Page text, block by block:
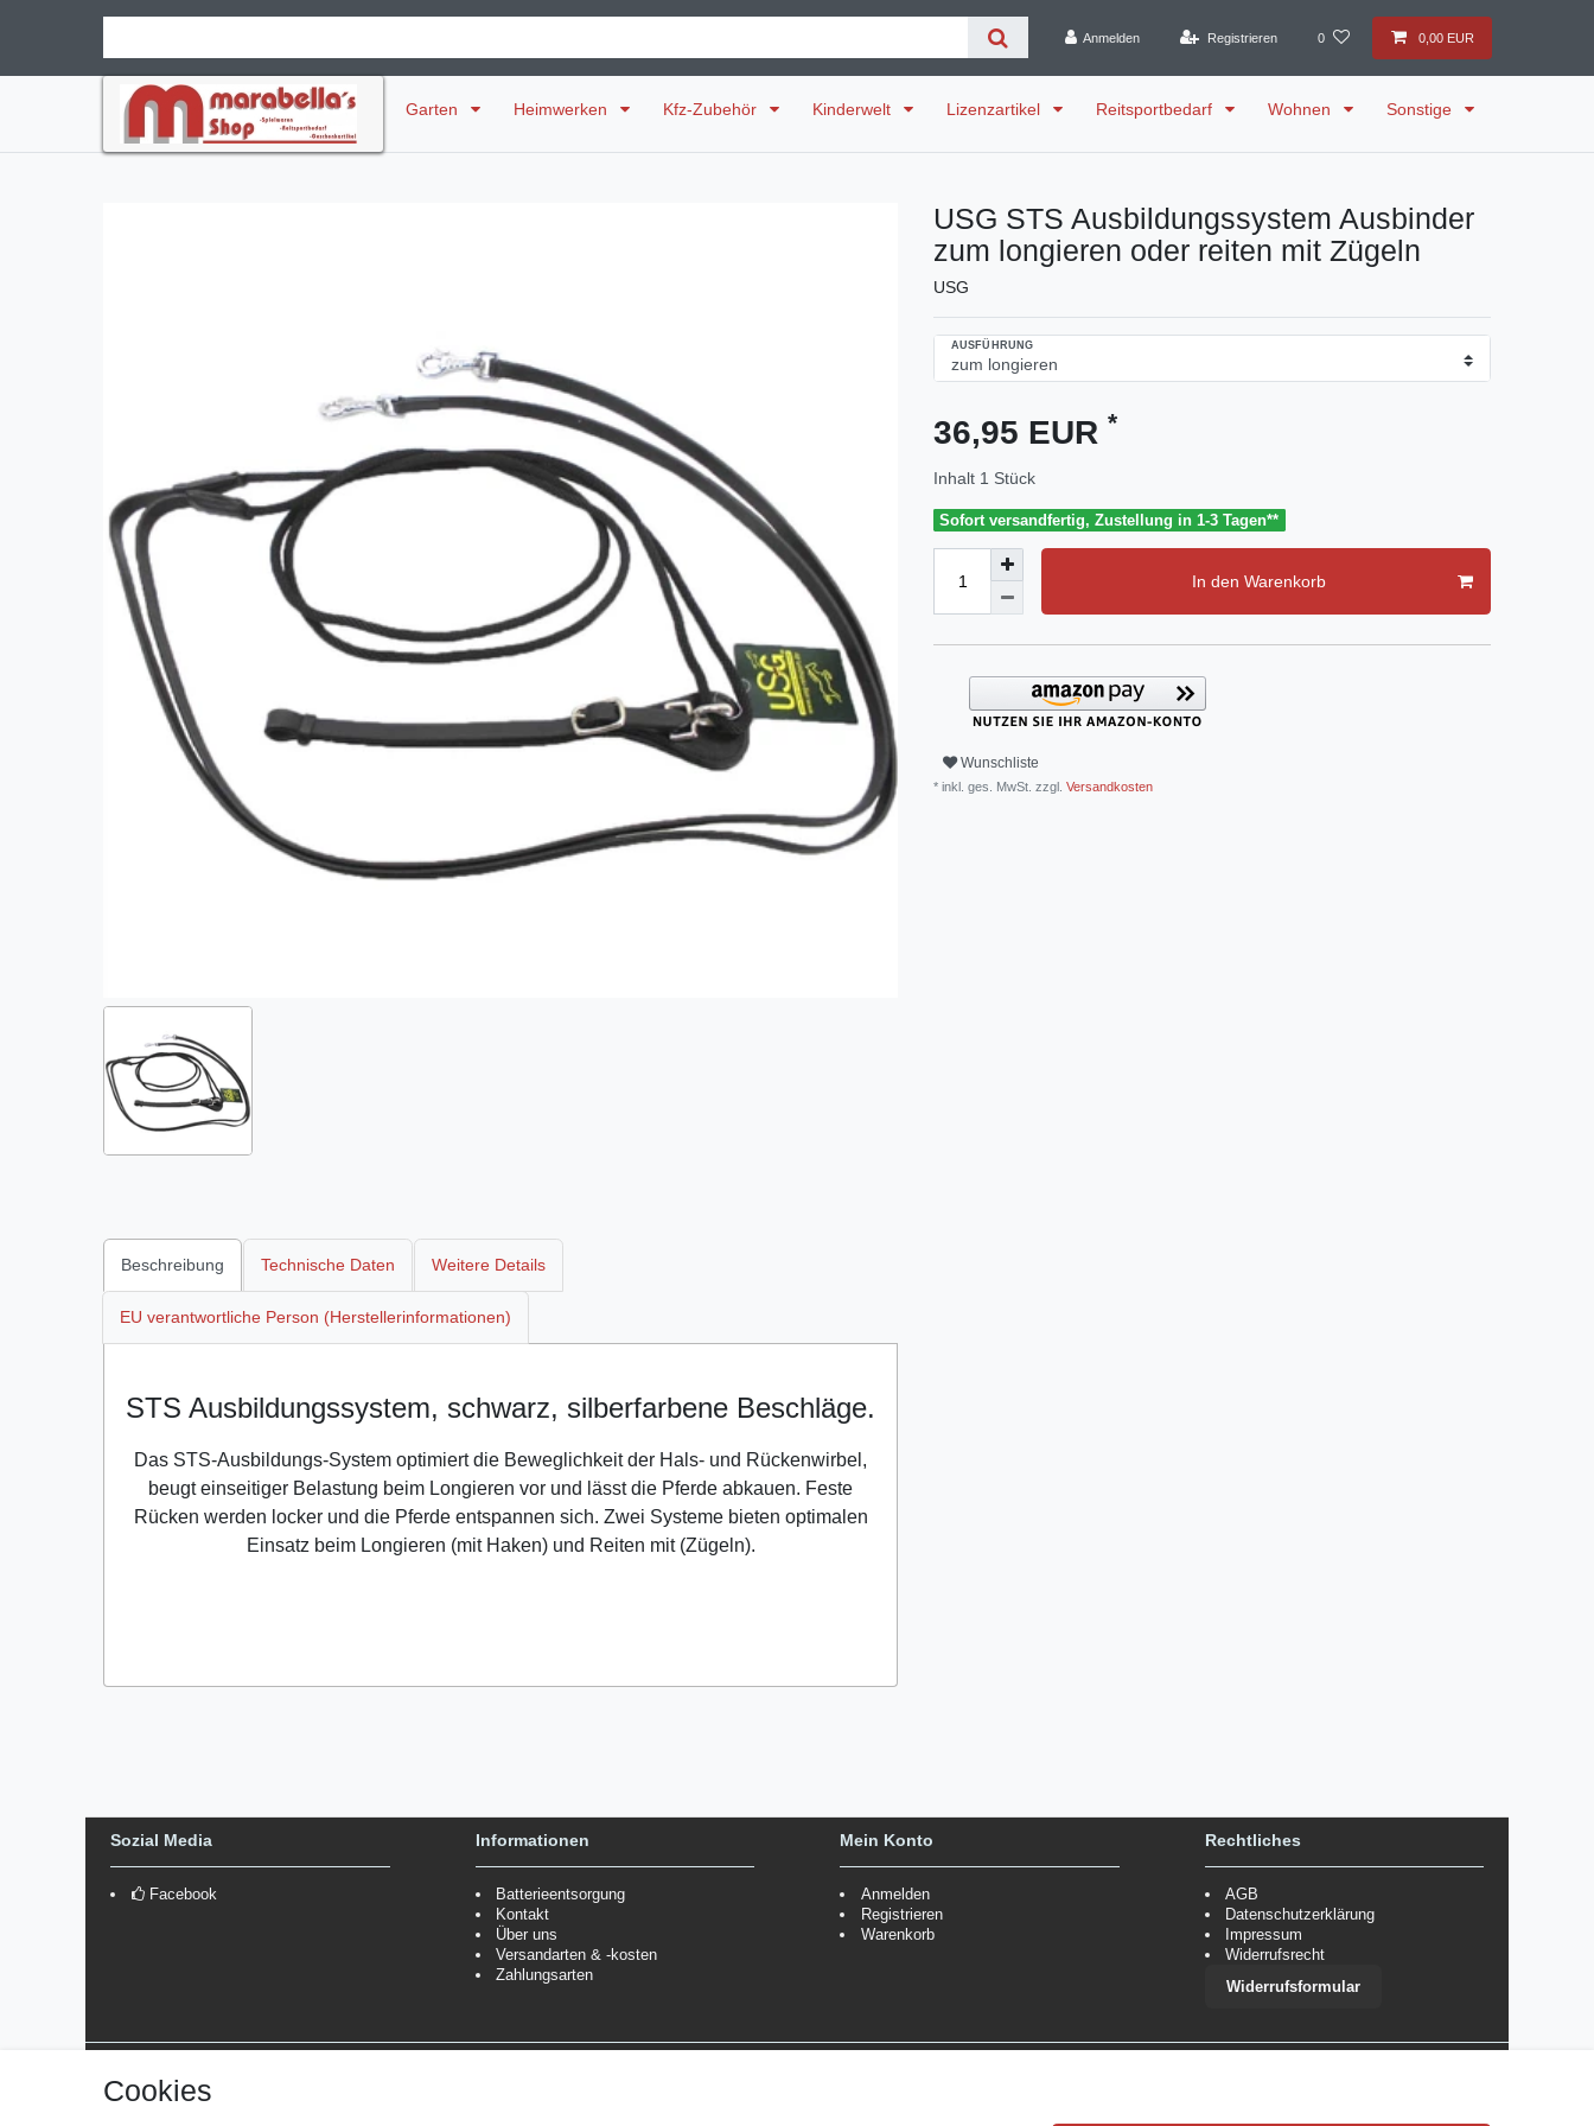
Anmelden Registrieren 0 0,00 EUR
Garten Heimwerken Kfz-Zubehör Kinderwelt Lizenzartikel Reitsportbedarf Wohnen Sonstige
USG STS Ausbildungssystem Ausbinder
zum longieren oder reiten mit Zügeln
USG
AUSFÜHRUNG
36,95 EUR *
Inhalt 1 Stück
Sofort versandfertig, Zustellung in 1-3 Tagen**
In den Warenkorb
Wunschliste
* inkl. ges. MwSt. zzgl. Versandkosten
Beschreibung Technische Daten Weitere Details
EU verantwortliche Person (Herstellerinformationen)
STS Ausbildungssystem, schwarz, silberfarbene Beschläge.
Das STS-Ausbildungs-System optimiert die Beweglichkeit der Hals- und Rückenwirbel,
beugt einseitiger Belastung beim Longieren vor und lässt die Pferde abkauen. Feste
Rücken werden locker und die Pferde entspannen sich. Zwei Systeme bieten optimalen
Einsatz beim Longieren (mit Haken) und Reiten mit (Zügeln).
Sozial Media
Facebook
Informationen
Batterieentsorgung
Kontakt
Über uns
Versandarten & -kosten
Zahlungsarten
Mein Konto
Anmelden
Registrieren
Warenkorb
Rechtliches
AGB
Datenschutzerklärung
Impressum
Widerrufsrecht
Widerrufsformular
*Lieferzeit: 1-3 Werktage / 4-5 Werktage - je nach Artikelgruppe.
Cookies